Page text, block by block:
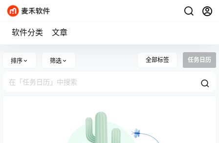
软件分类 文章
排序 筛选 全部标签 任务日历